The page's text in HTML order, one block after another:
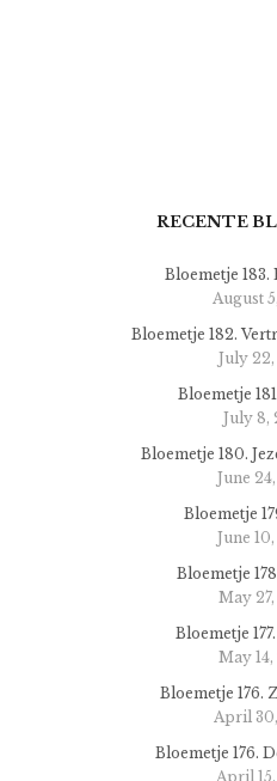
RECENTE
Bloemetje 183.
August
Bloemetje 182.
July
Bloemetje
July 8,
Bloemetje 180.
June
Bloemetje
June
Bloemetje
May
Bloemetje
May
Bloemetje 176.
April
Bloemetje 176.
April